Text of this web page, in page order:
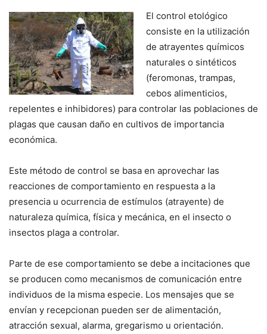
El control etológico
consiste en la utilización
de atrayentes químicos
naturales o sintéticos
(feromonas, trampas,
cebos alimenticios,
repelentes e inhibidores) para controlar las poblaciones de
plagas que causan daño en cultivos de importancia
económica.
Este método de control se basa en aprovechar las
reacciones de comportamiento en respuesta a la
presencia u ocurrencia de estímulos (atrayente) de
naturaleza química, física y mecánica, en el insecto o
insectos plaga a controlar.
Parte de ese comportamiento se debe a incitaciones que
se producen como mecanismos de comunicación entre
individuos de la misma especie. Los mensajes que se
envían y recepcionan pueden ser de alimentación,
atracción sexual, alarma, gregarismo u orientación.